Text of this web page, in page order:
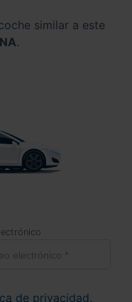
similar a este
.
de privacidad.